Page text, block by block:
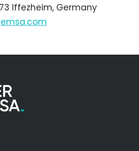
Iffezheim, Germany